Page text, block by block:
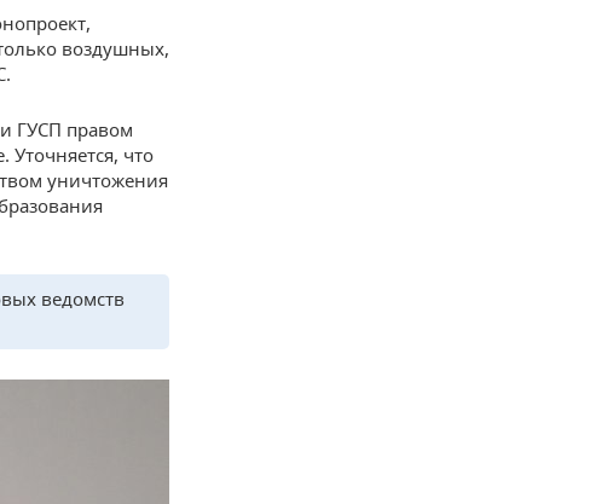
воздушных,
ГУСП правом
Уточняется, что
уничтожения
ведомств